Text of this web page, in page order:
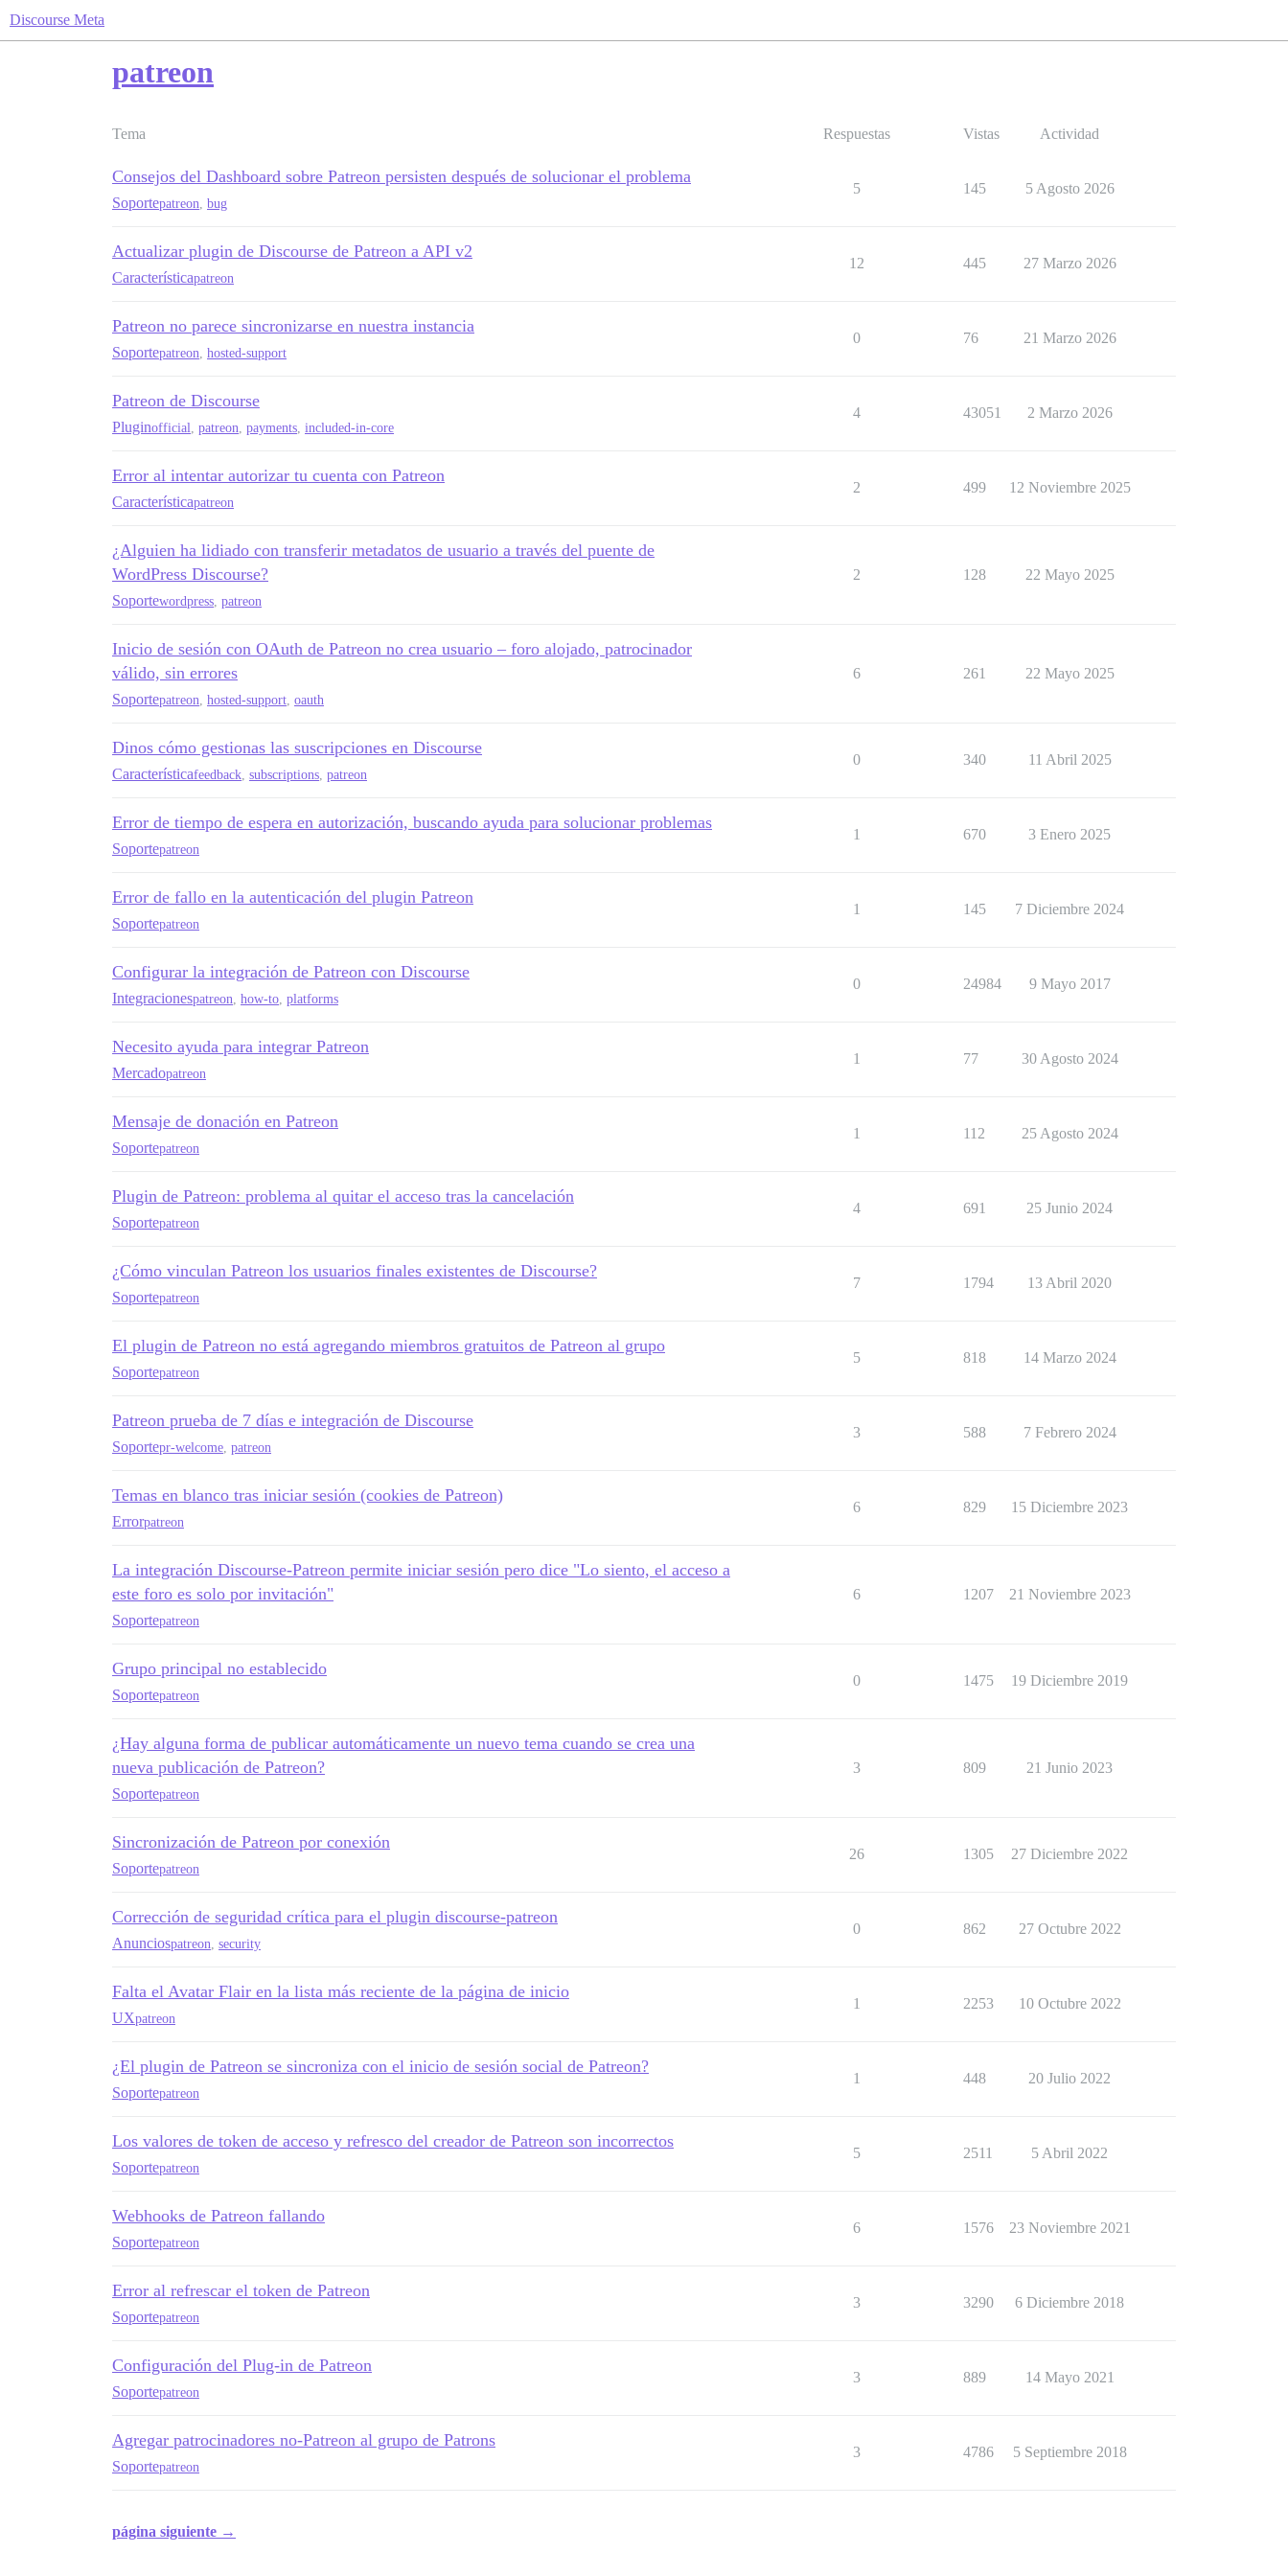
Discourse Meta
patreon
Tema Respuestas Vistas Actividad
Consejos del Dashboard sobre Patreon persisten después de solucionar el problema
Soportepatreon bug
5 145 5 Agosto 2026
Actualizar plugin de Discourse de Patreon a API v2
Característicapatreon
12 445 27 Marzo 2026
Patreon no parece sincronizarse en nuestra instancia
Soportepatreon hosted-support
0 76 21 Marzo 2026
Patreon de Discourse
Pluginofficial patreon payments included-in-core
4 43051 2 Marzo 2026
Error al intentar autorizar tu cuenta con Patreon
Característicapatreon
2 499 12 Noviembre 2025
¿Alguien ha lidiado con transferir metadatos de usuario a través del puente de
WordPress Discourse?
Soportewordpress patreon
2 128 22 Mayo 2025
Inicio de sesión con OAuth de Patreon no crea usuario – foro alojado, patrocinador
válido, sin errores
Soportepatreon hosted-support oauth
6 261 22 Mayo 2025
Dinos cómo gestionas las suscripciones en Discourse
Característicafeedback subscriptions patreon
0 340 11 Abril 2025
Error de tiempo de espera en autorización, buscando ayuda para solucionar problemas
Soportepatreon
1 670 3 Enero 2025
Error de fallo en la autenticación del plugin Patreon
Soportepatreon
1 145 7 Diciembre 2024
Configurar la integración de Patreon con Discourse
Integracionespatreon how-to platforms
0 24984 9 Mayo 2017
Necesito ayuda para integrar Patreon
Mercadopatreon
1 77 30 Agosto 2024
Mensaje de donación en Patreon
Soportepatreon
1 112 25 Agosto 2024
Plugin de Patreon: problema al quitar el acceso tras la cancelación
Soportepatreon
4 691 25 Junio 2024
¿Cómo vinculan Patreon los usuarios finales existentes de Discourse?
Soportepatreon
7 1794 13 Abril 2020
El plugin de Patreon no está agregando miembros gratuitos de Patreon al grupo
Soportepatreon
5 818 14 Marzo 2024
Patreon prueba de 7 días e integración de Discourse
Soportepr-welcome patreon
3 588 7 Febrero 2024
Temas en blanco tras iniciar sesión (cookies de Patreon)
Errorpatreon
6 829 15 Diciembre 2023
La integración Discourse-Patreon permite iniciar sesión pero dice "Lo siento, el acceso a
este foro es solo por invitación"
Soportepatreon
6 1207 21 Noviembre 2023
Grupo principal no establecido
Soportepatreon
0 1475 19 Diciembre 2019
¿Hay alguna forma de publicar automáticamente un nuevo tema cuando se crea una
nueva publicación de Patreon?
Soportepatreon
3 809 21 Junio 2023
Sincronización de Patreon por conexión
Soportepatreon
26 1305 27 Diciembre 2022
Corrección de seguridad crítica para el plugin discourse-patreon
Anunciospatreon security
0 862 27 Octubre 2022
Falta el Avatar Flair en la lista más reciente de la página de inicio
UXpatreon
1 2253 10 Octubre 2022
¿El plugin de Patreon se sincroniza con el inicio de sesión social de Patreon?
Soportepatreon
1 448 20 Julio 2022
Los valores de token de acceso y refresco del creador de Patreon son incorrectos
Soportepatreon
5 2511 5 Abril 2022
Webhooks de Patreon fallando
Soportepatreon
6 1576 23 Noviembre 2021
Error al refrescar el token de Patreon
Soportepatreon
3 3290 6 Diciembre 2018
Configuración del Plug-in de Patreon
Soportepatreon
3 889 14 Mayo 2021
Agregar patrocinadores no-Patreon al grupo de Patrons
Soportepatreon
3 4786 5 Septiembre 2018
página siguiente →